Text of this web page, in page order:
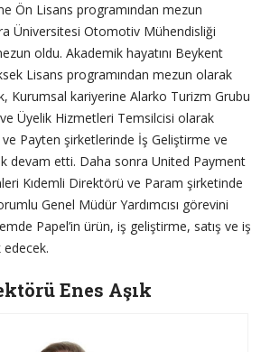
Ön Lisans programından mezun
Üniversitesi Otomotiv Mühendisliği
oldu. Akademik hayatını Beykent
Lisans programından mezun olarak
Kurumsal kariyerine Alarko Turizm Grubu
Üyelik Hizmetleri Temsilcisi olarak
ve Payten şirketlerinde İş Geliştirme ve
devam etti. Daha sonra United Payment
Kıdemli Direktörü ve Param şirketinde
Genel Müdür Yardımcısı görevini
Papel’in ürün, iş geliştirme, satış ve iş
Enes Aşık